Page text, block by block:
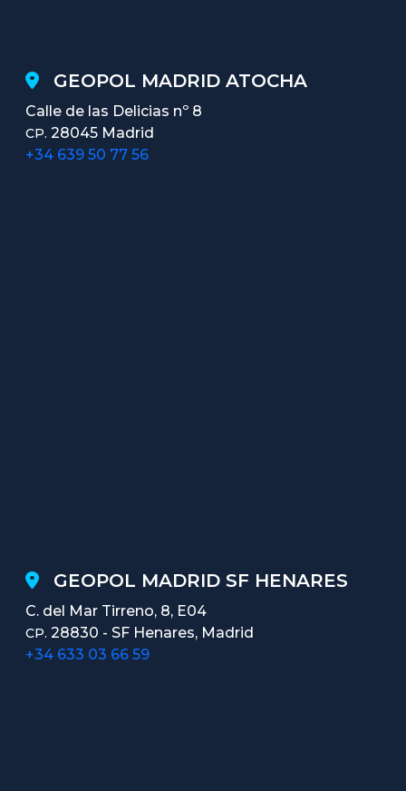
GEOPOL MADRID ATOCHA
Calle de las Delicias nº 8
CP. 28045 Madrid
+34 639 50 77 56
GEOPOL MADRID SF HENARES
C. del Mar Tirreno, 8, E04
CP. 28830 - SF Henares, Madrid
+34 633 03 66 59